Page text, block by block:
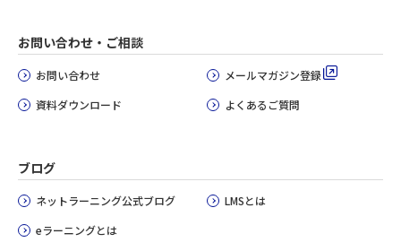
お問い合わせ・ご相談
お問い合わせ
資料ダウンロード
メールマガジン登録
よくあるご質問
ブログ
ネットラーニング公式ブログ
eラーニングとは
LMSとは